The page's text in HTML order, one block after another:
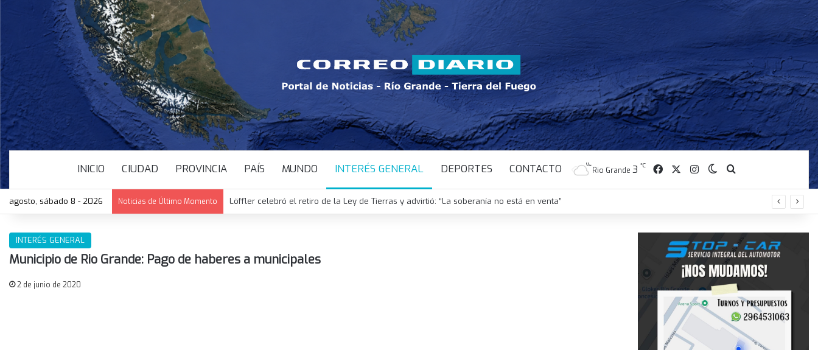
INICIO CIUDAD PROVINCIA PAÍS MUNDO INTERÉS GENERAL DEPORTES CONTACTO Rio Grande 3 ℃ FacebookInstagramSwitch skin
Buscar
agosto, sábado 8 - 2026 Noticias de Último Momento Löffler celebró el retiro de la Ley de Tierras y advirtió: “La soberanía no está en venta”
INTERÉS GENERAL
Municipio de Rio Grande: Pago de haberes a municipales
2 de junio de 2020